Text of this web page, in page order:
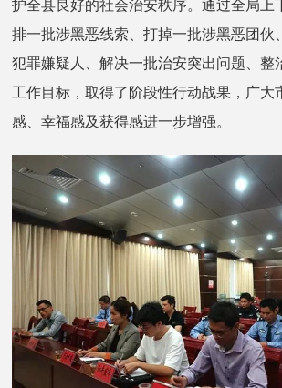
护全县良好的社会治安秩序。通过全局上
排一批涉黑恶线索、打掉一批涉黑恶团伙
犯罪嫌疑人、解决一批治安突出问题、整
工作目标，取得了阶段性行动战果，广大
感、幸福感及获得感进一步增强。